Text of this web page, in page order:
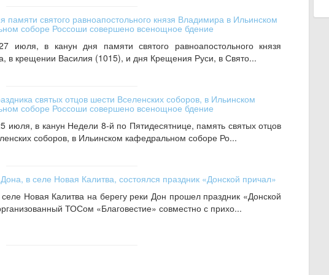
памяти святого равноапостольного князя Владимира в Ильинском
соборе Россоши совершено всенощное бдение
июля, в канун дня памяти святого равноапостольного князя
в крещении Василия (1015), и дня Крещения Руси, в Свято...
святых отцов шести Вселенских соборов, в Ильинском
соборе Россоши совершено всенощное бдение
июля, в канун Недели 8-й по Пятидесятнице, память святых отцов
соборов, в Ильинском кафедральном соборе Ро...
в селе Новая Калитва, состоялся праздник «Донской причал»
Новая Калитва на берегу реки Дон прошел праздник «Донской
ТОСом «Благовестие» совместно с прихо...